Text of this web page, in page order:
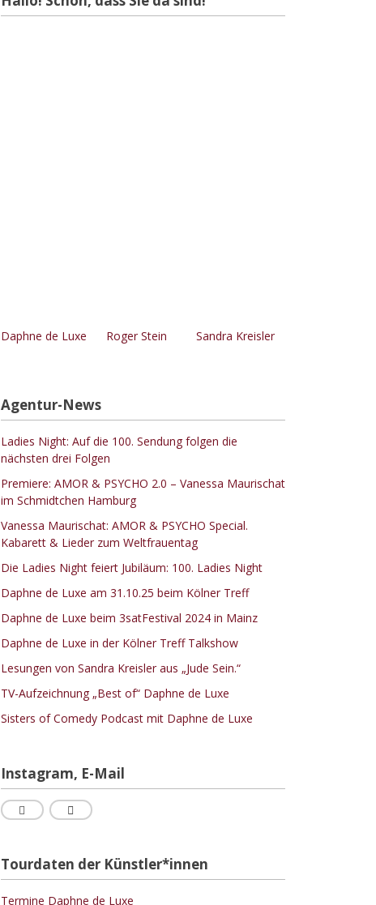
Daphne de Luxe Roger Stein Sandra Kreisler
Agentur-News
Ladies Night: Auf die 100. Sendung folgen die
nächsten drei Folgen
Premiere: AMOR & PSYCHO 2.0 – Vanessa Maurischat
im Schmidtchen Hamburg
Vanessa Maurischat: AMOR & PSYCHO Special.
Kabarett & Lieder zum Weltfrauentag
Die Ladies Night feiert Jubiläum: 100. Ladies Night
Daphne de Luxe am 31.10.25 beim Kölner Treff
Daphne de Luxe beim 3satFestival 2024 in Mainz
Daphne de Luxe in der Kölner Treff Talkshow
Lesungen von Sandra Kreisler aus „Jude Sein.“
TV-Aufzeichnung „Best of“ Daphne de Luxe
Sisters of Comedy Podcast mit Daphne de Luxe
Instagram, E-Mail
Tourdaten der Künstler*innen
Termine Daphne de Luxe